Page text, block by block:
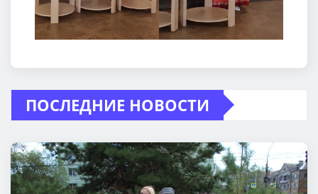
ПОСЛЕДНИЕ НОВОСТИ